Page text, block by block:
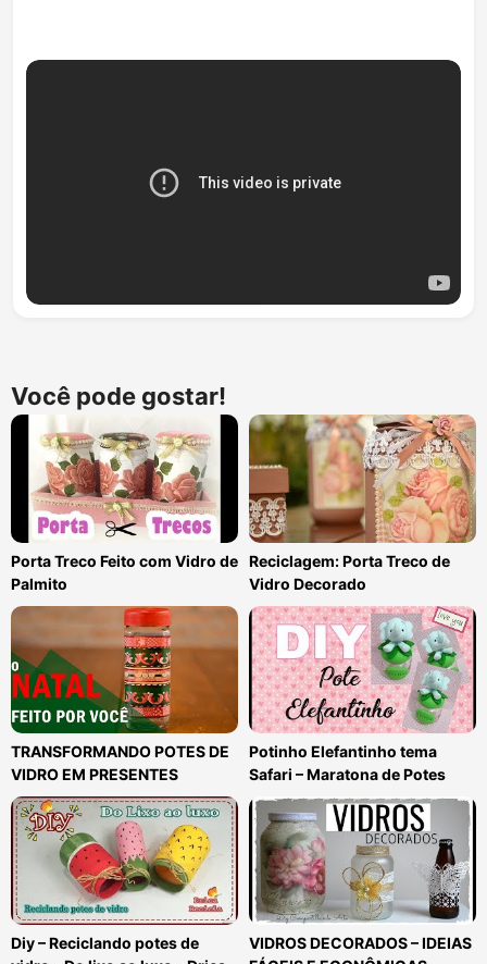
Você pode gostar!
Porta Treco Feito com Vidro de
Palmito
Reciclagem: Porta Treco de
Vidro Decorado
TRANSFORMANDO POTES DE
VIDRO EM PRESENTES
Potinho Elefantinho tema
Safari – Maratona de Potes
Diy – Reciclando potes de
VIDROS DECORADOS – IDEIAS